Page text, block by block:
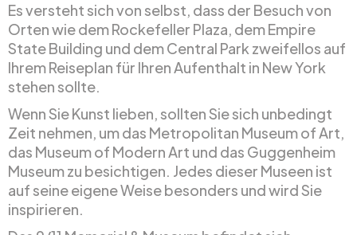
Es versteht sich von selbst, dass der Besuch von
Orten wie dem Rockefeller Plaza, dem Empire
State Building und dem Central Park zweifellos auf
Ihrem Reiseplan für Ihren Aufenthalt in New York
stehen sollte.
Wenn Sie Kunst lieben, sollten Sie sich unbedingt
Zeit nehmen, um das Metropolitan Museum of Art,
das Museum of Modern Art und das Guggenheim
Museum zu besichtigen. Jedes dieser Museen ist
auf seine eigene Weise besonders und wird Sie
inspirieren.